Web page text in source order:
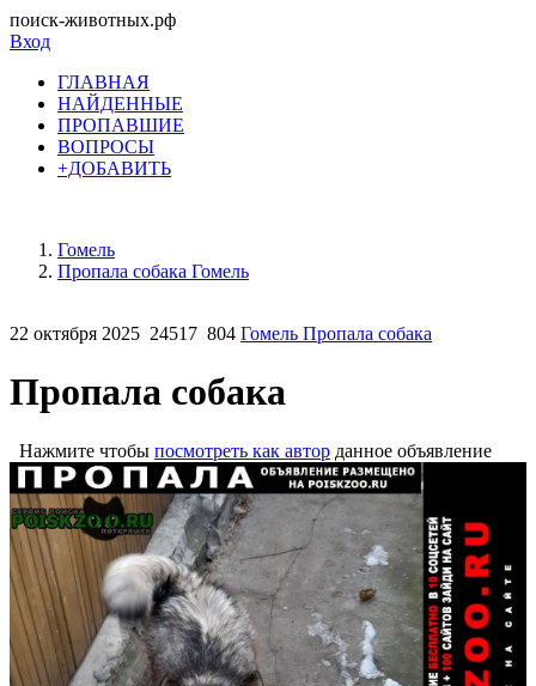
поиск-животных.рф
Вход
ГЛАВНАЯ
НАЙДЕННЫЕ
ПРОПАВШИЕ
ВОПРОСЫ
+ДОБАВИТЬ
Гомель
Пропала собака Гомель
22 октября 2025 24517 804 Гомель Пропала собака
Пропала собака
Нажмите чтобы посмотреть как автор данное объявление